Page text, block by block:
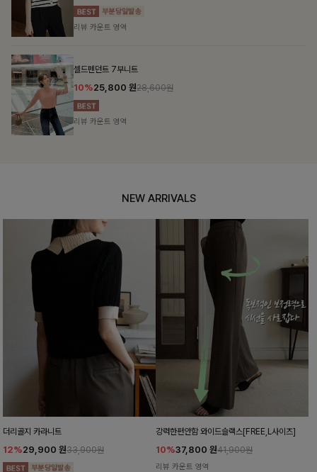
리뷰 카운트 영역
셀드펜던트 7부니트
10%25,800 원28,600원
리뷰 카운트 영역
NEW ARRIVALS
더리골지 카라니트
12%29,900 원33,900원
강력한편안함 와이드슬랙스[FREE,L사이즈]
10%37,800 원41,900원
리뷰 카운트 영역